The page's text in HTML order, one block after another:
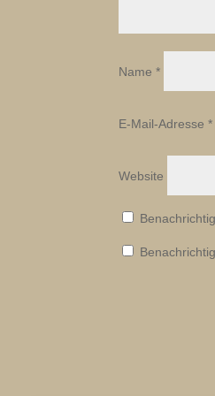
Name*
E-Mail-Adresse*
Website